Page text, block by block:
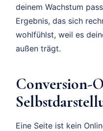
deinem Wachstum
Ergebnis, das sich
wohlfühlst, weil es
außen trägt.
Conversion-
Eine Seite ist kein